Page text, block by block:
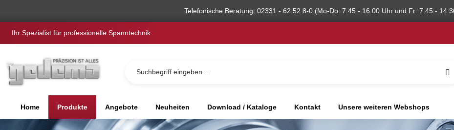
Telefonische Beratung: 02331 - 62 52 8-0 (Mo-Do: 7:45 - 16:00 Uhr und Fr: 7:45 -
Ihr Spezialist für professionelle Spanntechnik
Home Produkte Angebote Neuheiten Download / Kataloge Kontakt Unsere weiteren Webshops